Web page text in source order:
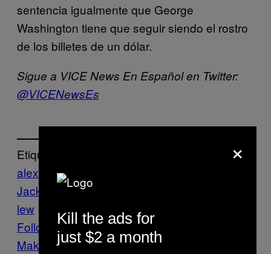
sentencia igualmente que George
Washington tiene que seguir siendo el rostro
de los billetes de un dólar.
Sigue a VICE News En Español en Twitter:
@VICENewsEs
Etiquetado:
alexander hamilton
Jackson
dinero
lew
Politică Tesoro
VICE News
Follow Us On Discover
Make Us Preferred In Top Stories
×
Kill the ads for
just $2 a month